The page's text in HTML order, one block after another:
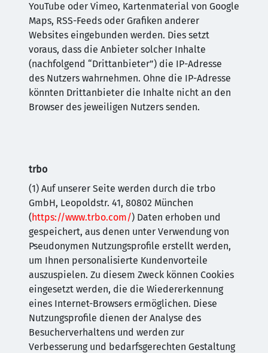
YouTube oder Vimeo, Kartenmaterial von Google
Maps, RSS-Feeds oder Grafiken anderer
Websites eingebunden werden. Dies setzt
voraus, dass die Anbieter solcher Inhalte
(nachfolgend “Drittanbieter”) die IP-Adresse
des Nutzers wahrnehmen. Ohne die IP-Adresse
könnten Drittanbieter die Inhalte nicht an den
Browser des jeweiligen Nutzers senden.
trbo
(1) Auf unserer Seite werden durch die trbo
GmbH, Leopoldstr. 41, 80802 München
(https://www.trbo.com/) Daten erhoben und
gespeichert, aus denen unter Verwendung von
Pseudonymen Nutzungsprofile erstellt werden,
um Ihnen personalisierte Kundenvorteile
auszuspielen. Zu diesem Zweck können Cookies
eingesetzt werden, die die Wiedererkennung
eines Internet-Browsers ermöglichen. Diese
Nutzungsprofile dienen der Analyse des
Besucherverhaltens und werden zur
Verbesserung und bedarfsgerechten Gestaltung